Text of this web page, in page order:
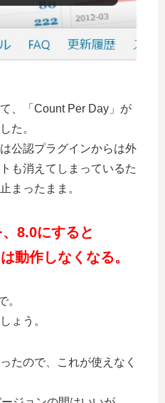
、「Count Per Day」が
た。
公認プラグインからは外
も消えてしまっているた
まったまま。
8.0にすると
動作しなくなる。
。
ょう。
たので、これが使えなく